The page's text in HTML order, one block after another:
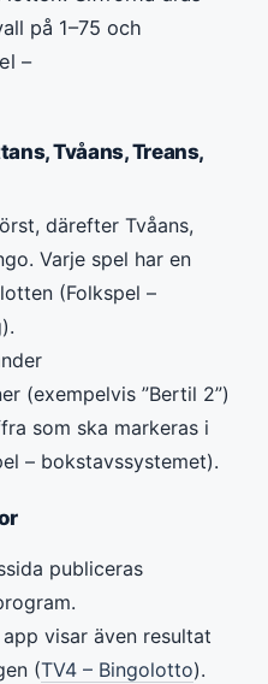
på 1–75 och
–
Tvåans, Treans,
därefter Tvåans,
Varje spel har en
(Folkspel –
(exempelvis ”Bertil 2”)
som ska markeras i
– bokstavssystemet).
publiceras
visar även resultat
(TV4 – Bingolotto).